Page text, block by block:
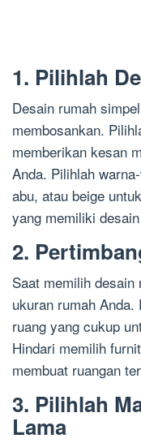
1. Pilihlah
Desain rumah
membosankan.
memberikan kesan
Anda. Pilihlah
abu, atau beige
yang memiliki
2.
Saat memilih
ukuran rumah
ruang yang cukup
Hindari memilih
membuat ruangan
3. Pilihlah
Lama